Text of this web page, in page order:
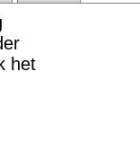
het